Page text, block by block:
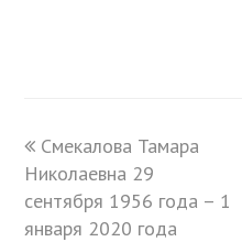
previous
post:
Смекалова Тамара
Николаевна 29
сентября 1956 года – 1
января 2020 года